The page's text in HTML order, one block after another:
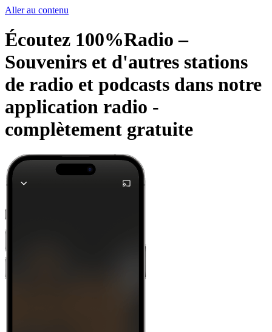
Aller au contenu
Écoutez 100%Radio –
Souvenirs et d'autres stations
de radio et podcasts dans notre
application radio -
complètement gratuite